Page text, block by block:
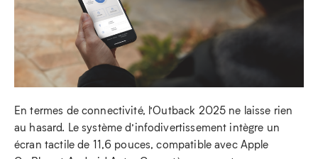
En termes de connectivité, l’Outback 2025 ne laisse rien
au hasard. Le système d’infodivertissement intègre un
écran tactile de 11,6 pouces, compatible avec Apple